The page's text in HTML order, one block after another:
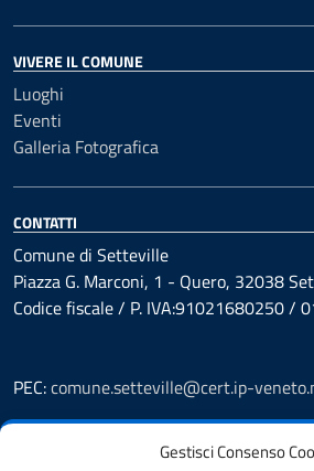
Gestisci Consenso
VIVERE IL COMUNE
Luoghi
Eventi
Galleria Fotografica
CONTATTI
Comune di Setteville
Piazza G. Marconi, 1 - Quero, 32038
Codice fiscale / P. IVA:91021680250 /
PEC:comune.setteville@cert.ip-
Leggi le FAQ